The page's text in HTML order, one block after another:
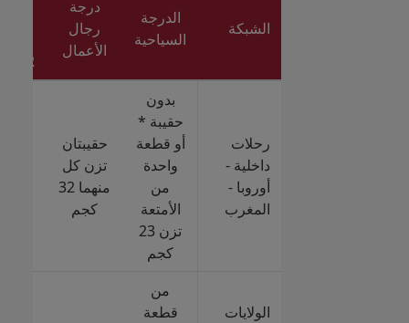
الشبكة
الدرجة
السياحية
درجة
رجال
الأعمال
رحلات
داخلية -
أوروبا -
المغرب
بدون
حقيبة *
أو قطعة
واحدة
من
الأمتعة
تزن 23
كجم
حقيبتان
تزن كل
منهما 32
كجم
الولايات
من
قطعة